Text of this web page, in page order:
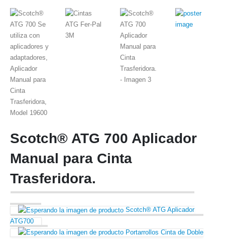
Scotch® ATG 700 Aplicador
Manual para Cinta
Trasferidora.
Scotch® ATG Aplicador
ATG700
Portarrollos Cinta de Doble